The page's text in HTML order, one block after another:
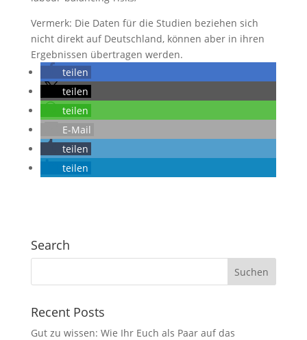
Vermerk: Die Daten für die Studien beziehen sich
nicht direkt auf Deutschland, können aber in ihren
Ergebnissen übertragen werden.
teilen
teilen
teilen
E-Mail
teilen
teilen
Search
Recent Posts
Gut zu wissen: Wie Ihr Euch als Paar auf das